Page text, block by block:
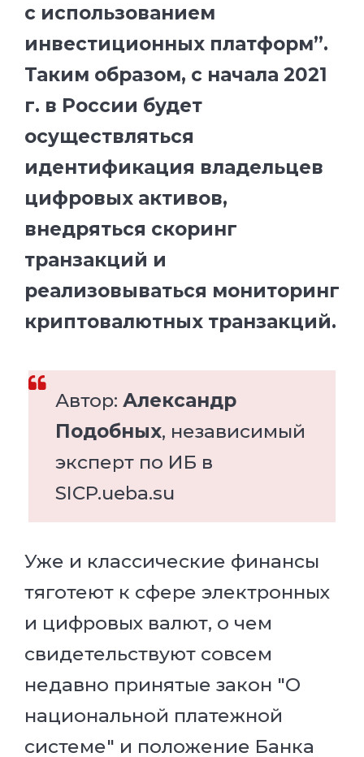
с использованием
инвестиционных платформ”.
Таким образом, с начала 2021
г. в России будет
осуществляться
идентификация владельцев
цифровых активов,
внедряться скоринг
транзакций и
реализовываться мониторинг
криптовалютных транзакций.
Автор: Александр
Подобных, независимый
эксперт по ИБ в
SICP.ueba.su
Уже и классические финансы
тяготеют к сфере электронных
и цифровых валют, о чем
свидетельствуют совсем
недавно принятые закон "О
национальной платежной
системе" и положение Банка